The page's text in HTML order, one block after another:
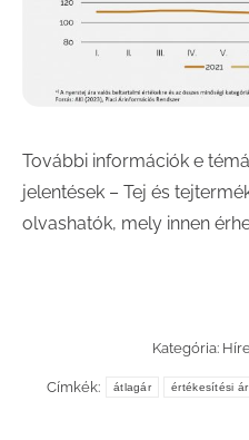
További információk e
jelentések – Tej és
olvashatók, mely innen
Kategória:
Címkék: átlagár értékesítési ár